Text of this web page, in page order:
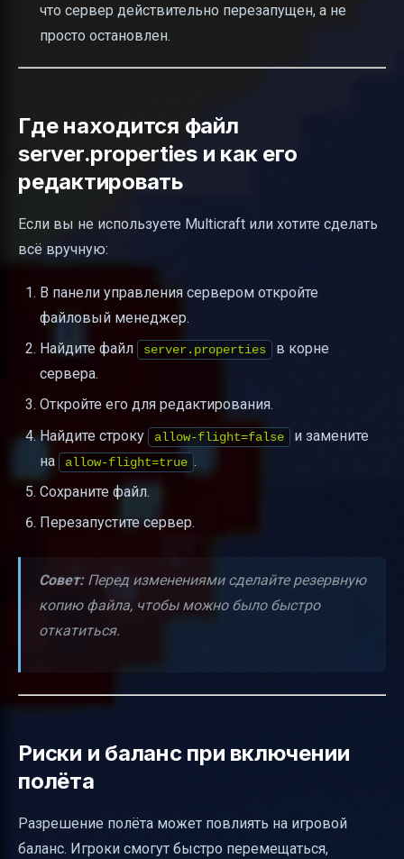
что сервер действительно перезапущен, а не
просто остановлен.
Где находится файл
server.properties и как его
редактировать
Если вы не используете Multicraft или хотите сделать
всё вручную:
В панели управления сервером откройте
файловый менеджер.
Найдите файл
server.properties
в корне
сервера.
Откройте его для редактирования.
Найдите строку
allow-flight=false
и замените
на
allow-flight=true .
Сохраните файл.
Перезапустите сервер.
Совет:Перед изменениями сделайте резервную
копию файла, чтобы можно было быстро
откатиться.
Риски и баланс при включении
полёта
Разрешение полёта может повлиять на игровой
баланс. Игроки смогут быстро перемещаться,